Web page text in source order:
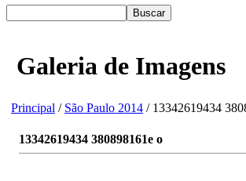
Galeria de Imagens
Principal / São Paulo 2014 / 13342619434
13342619434 380898161e o